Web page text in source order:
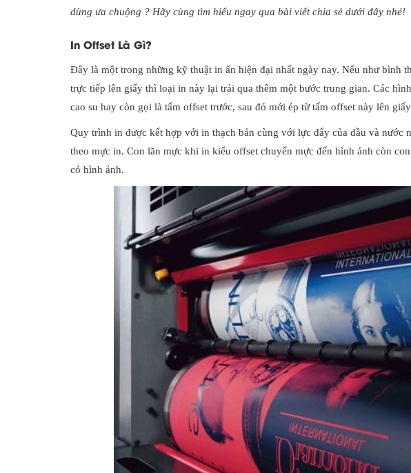
dùng ưa chuộng ? Hãy cùng tìm hiểu ngay qua bài viết chia sẻ dưới đây nhé!
In Offset Là Gì?
Đây là một trong những kỹ thuật in ấn hiện đại nhất ngày nay. Nếu như bình
trực tiếp lên giấy thì loại in này lại trải qua thêm một bước trung gian. Các
cao su hay còn gọi là tấm offset trước, sau đó mới ép từ tấm offset này lên
Quy trình in được kết hợp với in thạch bản cùng với lực đẩy của dầu và nước
theo mực in. Con lăn mực khi in kiểu offset chuyển mực đến hình ảnh còn
có hình ảnh.